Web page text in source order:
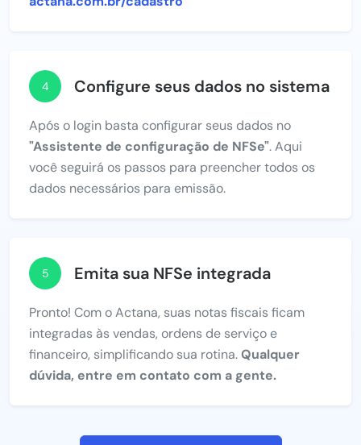
4 Configure seus dados no sistema
Após o login basta configurar seus dados no
"Assistente de configuração de NFSe". Aqui
você seguirá os passos para preencher todos os
dados necessários para emissão.
5 Emita sua NFSe integrada
Pronto! Com o Actana, suas notas fiscais ficam
integradas às vendas, ordens de serviço e
financeiro, simplificando sua rotina.Qualquer
dúvida, entre em contato com a gente.